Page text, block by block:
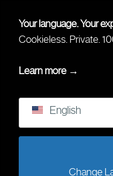
Your language. Your
Cookieless. Private.
Learn more →
English